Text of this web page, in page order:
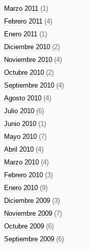
Marzo 2011 (1)
Febrero 2011 (4)
Enero 2011 (1)
Diciembre 2010 (2)
Noviembre 2010 (4)
Octubre 2010 (2)
Septiembre 2010 (4)
Agosto 2010 (4)
Julio 2010 (6)
Junio 2010 (1)
Mayo 2010 (7)
Abril 2010 (4)
Marzo 2010 (4)
Febrero 2010 (3)
Enero 2010 (9)
Diciembre 2009 (3)
Noviembre 2009 (7)
Octubre 2009 (6)
Septiembre 2009 (6)